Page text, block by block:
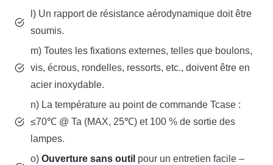
l) Un rapport de résistance aérodynamique doit être
soumis.
m) Toutes les fixations externes, telles que boulons,
vis, écrous, rondelles, ressorts, etc., doivent être en
acier inoxydable.
n) La température au point de commande Tcase :
≤70℃ @ Ta (MAX, 25℃) et 100 % de sortie des
lampes.
o) Ouverture sans outil pour un entretien facile –